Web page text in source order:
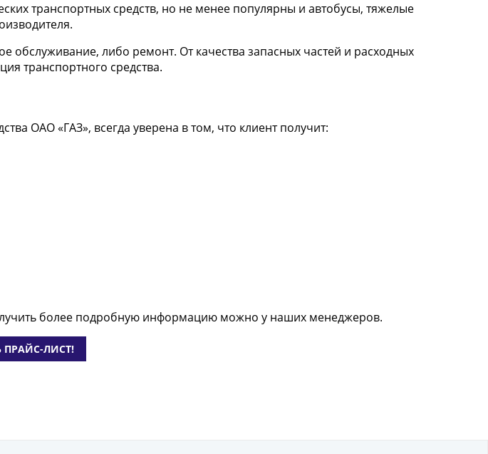
транспортных средств, но не менее популярны и автобусы, тяжелые
обслуживание, либо ремонт. От качества запасных частей и расходных
транспортного средства.
ОАО «ГАЗ», всегда уверена в том, что клиент получит:
более подробную информацию можно у наших менеджеров.
ПРАЙС-ЛИСТ!